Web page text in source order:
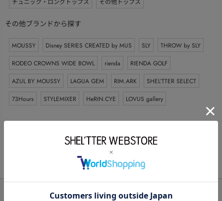
チュニック・ロングトップス その他トップス
その他ブランドから探す
MOUSSY Disney SERIES CREATED by MUS SLY
THROW by SLY
RODEO CROWNS WIDE BOWL
rienda
RIENDA GOLF
AZUL BY MOUSSY
LAGUA GEM RIM.ARK
SHEL’TTER SELECT
73Hours
STYLEMIXER HeRIN.CYE LOVUS gallery